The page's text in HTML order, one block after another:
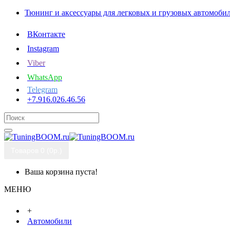
Тюнинг и аксессуары для легковых и грузовых
ВКонтакте
Instagram
Viber
WhatsApp
Telegram
+7.916.026.46.56
Ваша корзина пуста!
МЕНЮ
+
Автомобили